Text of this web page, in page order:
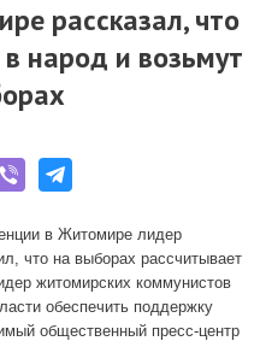
рассказал, что
народ и возьмут
в Житомире лидер
что на выборах рассчитывает
житомирских коммунистов
обеспечить поддержку
общественный пресс-центр